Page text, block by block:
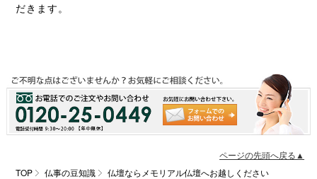
だきます。
ページの先頭へ戻る▲
TOP
仏事の豆知識 仏壇ならメモリアル仏壇へお越しください